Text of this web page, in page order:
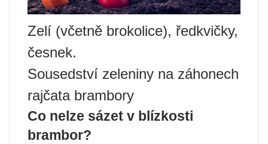
Zelí (včetně brokolice), ředkvičky,
česnek.
Sousedství zeleniny na záhonech
rajčata brambory
Co nelze sázet v blízkosti
brambor?